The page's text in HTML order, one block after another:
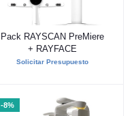
Añadir al carrito
Pack RAYSCAN PreMiere
+ RAYFACE
Solicitar Presupuesto
-8%